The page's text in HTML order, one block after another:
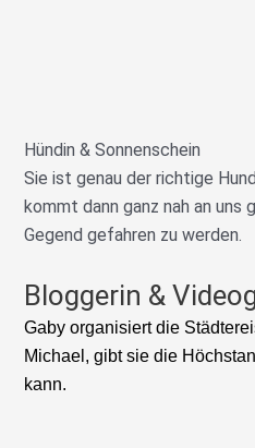
Hündin & Sonnenschein
Sie ist genau der richtige
kommt dann ganz nah an
Gegend gefahren zu werden.
Bloggerin &
Gaby organisiert die
Michael, gibt sie die
kann.